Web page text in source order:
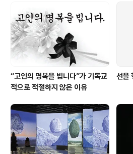
있는 키에르케고어는 반쪽짜리에 불과하기 때문입
마도 키에르케고어에 대하여 가장 많이 알려진 사
울, 불안, 절망, 죄 등을 발전시킨 사상가라..
“고인의 명복을 빕니다”가 기독교
적으로 적절하지 않은 이유
선을